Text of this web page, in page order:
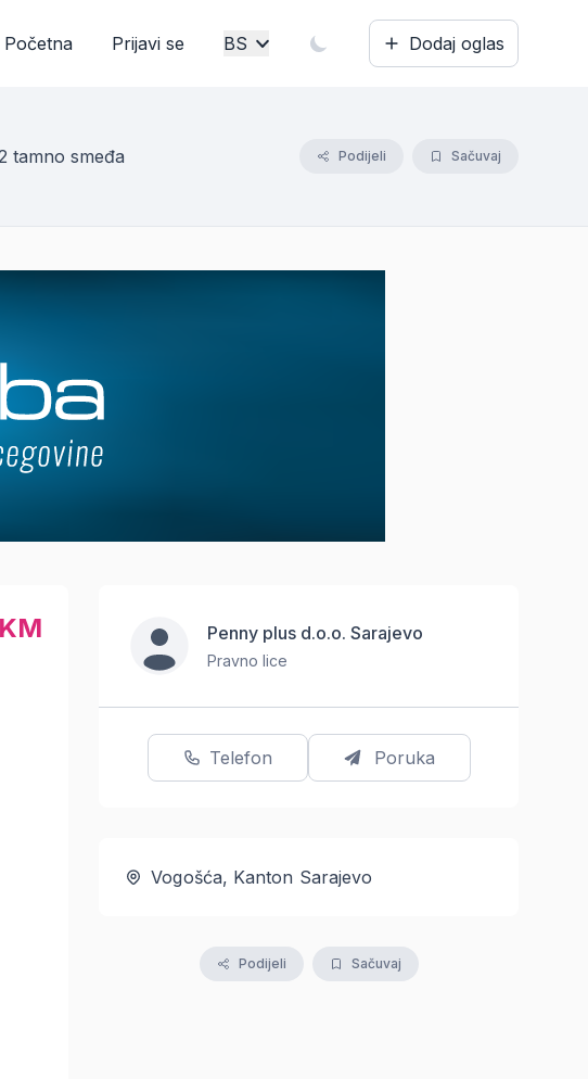
Početna Prijavi se BS Dodaj oglas
tamno smeđa Podijeli Sačuvaj
Penny plus d.o.o. Sarajevo
Pravno lice
Telefon Poruka
Vogošća, Kanton Sarajevo
Podijeli Sačuvaj